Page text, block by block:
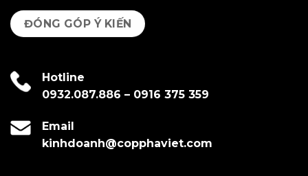
ĐÓNG GÓP Ý KIẾN
Hotline
0932.087.886 – 0916 375 359
Email
kinhdoanh@copphaviet.com